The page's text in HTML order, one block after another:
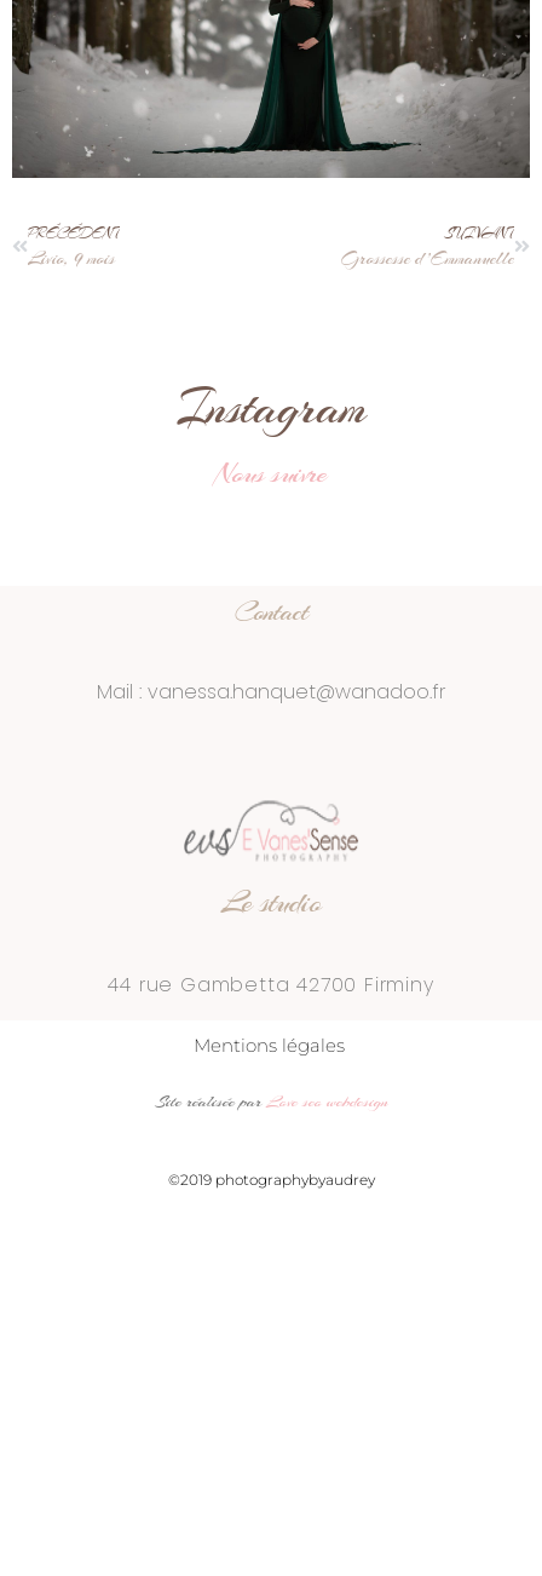
PRÉCÉDENT
Livio, 9 mois
SUIVANT
Grossesse d’Emmanuelle
Instagram
Nous suivre
Contact
Mail : vanessa.hanquet@wanadoo.fr
Le studio
44 rue Gambetta 42700 Firminy
Mentions légales
Site réalisée par Love seo webdesign
©2019 photographybyaudrey